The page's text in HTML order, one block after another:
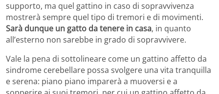
supporto, ma quel gattino in caso di sopravvivenza
mostrerà sempre quel tipo di tremori e di movimenti.
Sarà dunque un gatto da tenere in casa, in quanto
all’esterno non sarebbe in grado di sopravvivere.
Vale la pena di sottolineare come un gattino affetto da
sindrome cerebellare possa svolgere una vita tranquilla
e serena: piano piano imparerà a muoversi e a